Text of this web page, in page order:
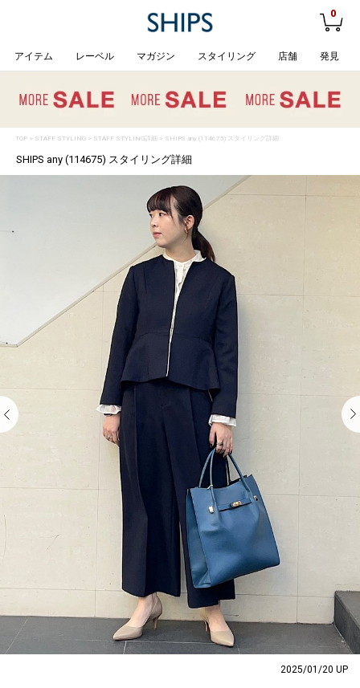
0
アイテム レーベル マガジン スタイリング 店舗 発見
TOP> STAFF STYLING> STAFF STYLING詳細 > SHIPS any (114675) スタイリング詳細
SHIPS any (114675) スタイリング詳細
2025/01/20 UP